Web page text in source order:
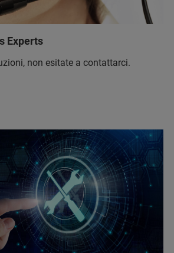
Experts
non esitate a contattarci.